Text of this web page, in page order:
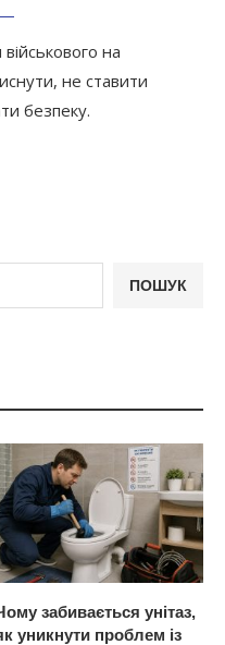
на
не ставити
безпеку.
ПОШУК
забивається унітаз,
уникнути проблем із